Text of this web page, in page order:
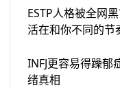
ESTP人格被全网
活在和你不同的节
INFJ更容易得躁郁
绪真相